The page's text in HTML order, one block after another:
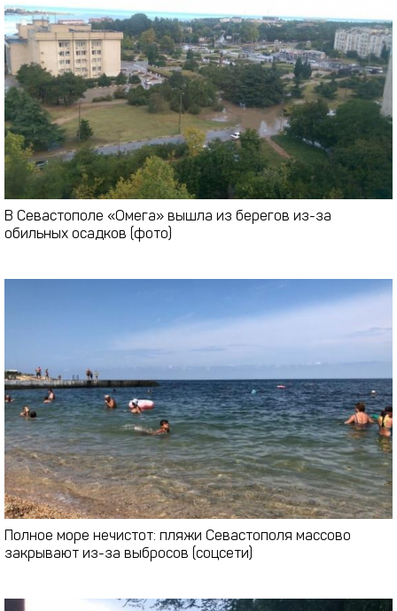
В Севастополе «Омега» вышла из берегов из-за
обильных осадков (фото)
Полное море нечистот: пляжи Севастополя массово
закрывают из-за выбросов (соцсети)